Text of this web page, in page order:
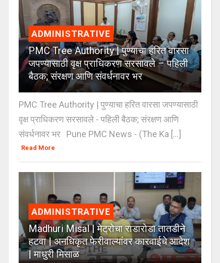
ADMINISTRATIVE
PMC Tree Authority | पुण्याचा हरित वारसा
जपण्यासाठी वृक्ष प्राधिकरण सरसावले – पहिली
बैठक; संरक्षण आणि संवर्धनावर भर
PMC Tree Authority | पुण्याचा हरित वारसा जपण्यासाठी
वृक्ष प्राधिकरण सरसावले - पहिली बैठक; संरक्षण आणि
संवर्धनावर भर Pune PMC News - (The Ka [...]
Read More
ADMINISTRATIVE
Madhuri Misal | मेट्रोचा राडारोडा तातडीने
हटवा | अनधिकृत फेरीवाल्यांवर कारवाईचे आदेश
| माधुरी मिसाळ